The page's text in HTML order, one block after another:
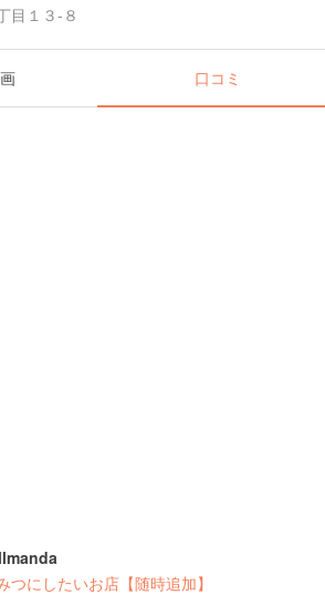
目１３-８
口コミ
つにしたいお店【随時追加】